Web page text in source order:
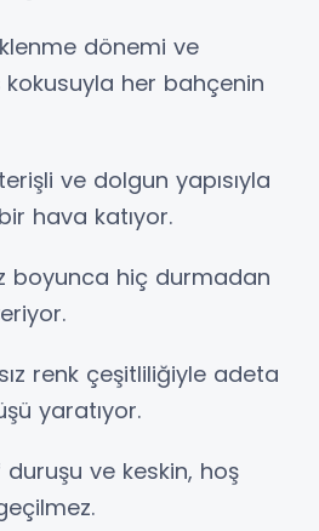
dönemi ve
her bahçenin
ve dolgun yapısıyla
hava katıyor.
boyunca hiç durmadan
renk çeşitliliğiyle adeta
yaratıyor.
duruşu ve keskin, hoş